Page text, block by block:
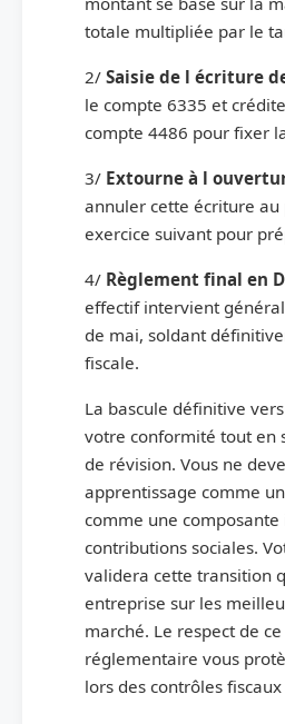
totale multipliée par le
2/ Saisie de l écriture
le compte 6335 et
compte 4486 pour fixer
3/ Extourne à l
annuler cette écriture
exercice suivant pour
4/ Règlement final en
effectif intervient
de mai, soldant
fiscale.
La bascule définitive
votre conformité tout en
de révision. Vous ne
apprentissage comme
comme une
contributions sociales.
validera cette transition
entreprise sur les
marché. Le respect de
réglementaire vous
lors des contrôles